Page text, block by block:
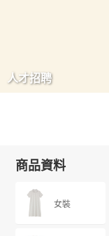
人才招聘
商品資料
女裝